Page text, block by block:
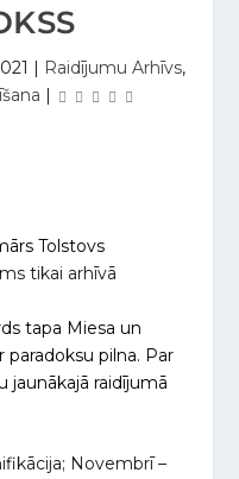
| Raidījumu Arhīvs,
|
Tolstovs
tikai arhīvā
tapa Miesa un
pilna. Par
jaunākajā raidījumā
Novembrī –